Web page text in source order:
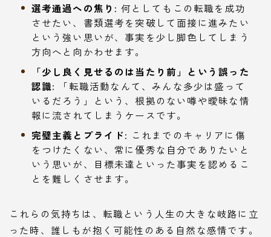
選考通過への焦り: 何としてもこの転職を成功
させたい、書類選考を突破して面接に進みたい
という強い思いが、事実を少し脚色してしまう
方向へと向かわせます。
「少し良く見せるのは当たり前」という誤った
認識: 「転職活動なんて、みんな多少は盛って
いるだろう」という、根拠のない噂や曖昧な情
報に流されてしまうケースです。
完璧主義とプライド: これまでのキャリアに傷
をつけたくない、常に優秀な自分でありたいと
いう思いが、目標未達といった事実を認めるこ
とを難しくさせます。
これらの気持ちは、転職という人生の大きな岐路に立
った時、誰しもが抱く可能性のある自然な感情です。